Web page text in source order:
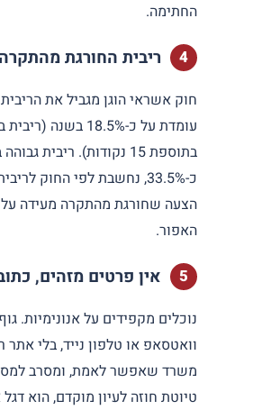
החתימה.
ריבית החורגת
חוק אשראי הוגן מגביל את
עומדת על כ-18.5%
בתוספת 15 נקודות). ריבית
כ-33.5%, נחשבת לפי החוק
הצעה שחורגת מהתקרה מעידה
האפור.
אין פרטים מזהים,
נוכלים מקפידים על אנונימיות.
וואטסאפ או טלפון נייד, בלי
משרד שאפשר לאמת, ומסרב
טיוטת חוזה לעיון מוקדם, הוא